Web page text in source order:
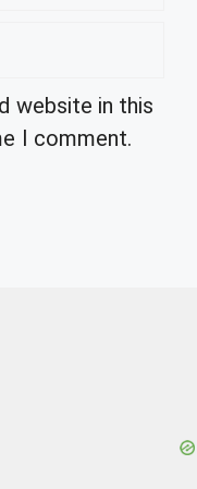
website in this
I comment.